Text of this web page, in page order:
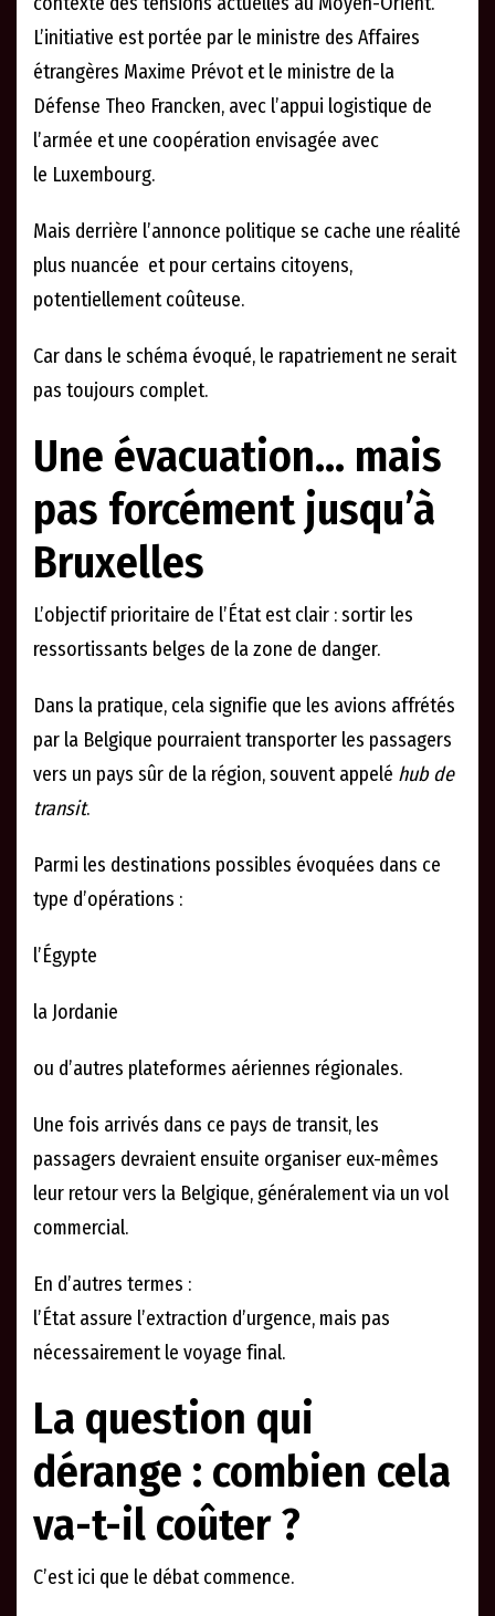
L’initiative est portée par le ministre des Affaires
étrangères Maxime Prévot et le ministre de la
Défense Theo Francken, avec l’appui logistique de
l’armée et une coopération envisagée avec
le Luxembourg.
Mais derrière l’annonce politique se cache une réalité
plus nuancée et pour certains citoyens,
potentiellement coûteuse.
Car dans le schéma évoqué, le rapatriement ne serait
pas toujours complet.
Une évacuation… mais
pas forcément jusqu’à
Bruxelles
L’objectif prioritaire de l’État est clair : sortir les
ressortissants belges de la zone de danger.
Dans la pratique, cela signifie que les avions affrétés
par la Belgique pourraient transporter les passagers
vers un pays sûr de la région, souvent appelé hub de
transit.
Parmi les destinations possibles évoquées dans ce
type d’opérations :
l’Égypte
la Jordanie
ou d’autres plateformes aériennes régionales.
Une fois arrivés dans ce pays de transit, les
passagers devraient ensuite organiser eux-mêmes
leur retour vers la Belgique, généralement via un vol
commercial.
En d’autres termes :
l’État assure l’extraction d’urgence, mais pas
nécessairement le voyage final.
La question qui
dérange : combien cela
va-t-il coûter ?
C’est ici que le débat commence.